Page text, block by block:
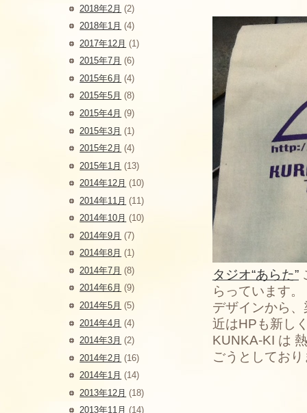
タジオ“あらた”
らっています
デザインから
近はHPも新し
KUNKA-KI は
ごうとしてお
2018年2月 (2)
2018年1月 (4)
2017年12月 (1)
2015年7月 (6)
2015年6月 (4)
2015年5月 (8)
2015年4月 (9)
2015年3月 (1)
2015年2月 (4)
2015年1月 (13)
2014年12月 (10)
2014年11月 (11)
2014年10月 (10)
2014年9月 (7)
2014年8月 (1)
2014年7月 (8)
2014年6月 (9)
2014年5月 (5)
2014年4月 (4)
2014年3月 (2)
2014年2月 (16)
2014年1月 (14)
2013年12月 (18)
2013年11月 (14)